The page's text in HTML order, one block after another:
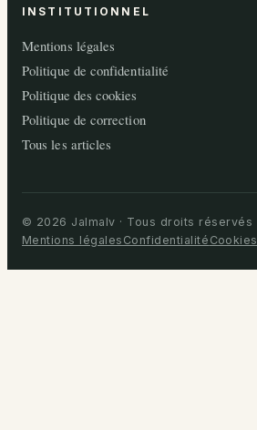
INSTITUTIONNEL
Mentions légales
Politique de confidentialité
Politique des cookies
Politique de correction
Tous les articles
© 2026 Jalmalv · Tous droits réservés
Mentions légales Confidentialité Cookies